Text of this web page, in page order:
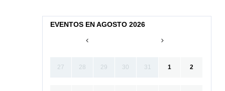
EVENTOS EN AGOSTO 2026
27 28 29 30 31 1 2